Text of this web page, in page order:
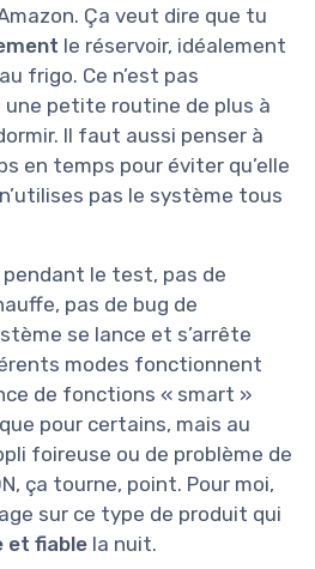
Ça veut dire que tu
le réservoir, idéalement
frigo. Ce n’est pas
une petite routine de plus à
Il faut aussi penser à
en temps pour éviter qu’elle
pas le système tous
le test, pas de
pas de bug de
se lance et s’arrête
modes fonctionnent
de fonctions « smart »
pour certains, mais au
foireuse ou de problème de
ça tourne, point. Pour moi,
sur ce type de produit qui
et fiable la nuit.